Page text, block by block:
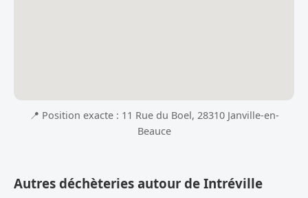
📍 Position exacte : 11 Rue du Boel, 28310 Janville-en-
Beauce
Autres déchèteries autour de Intréville